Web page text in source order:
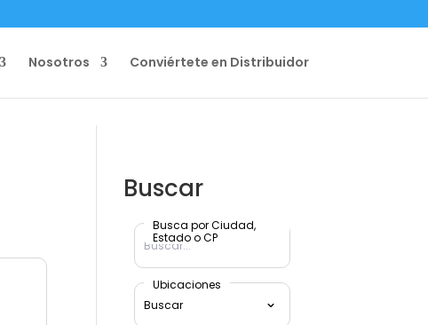
Nosotros Conviértete en Distribuidor
Buscar
Busca por Ciudad,
Estado o CP
Ubicaciones